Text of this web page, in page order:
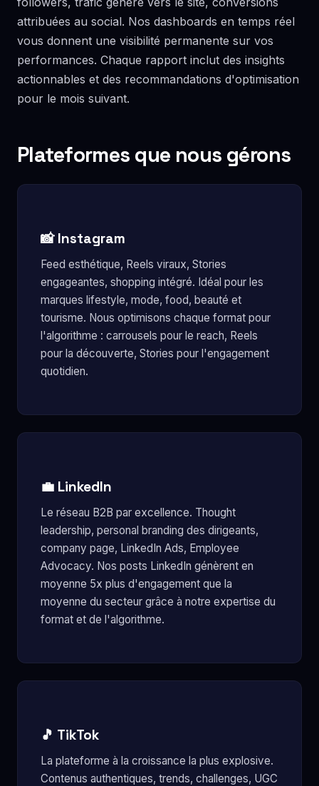
attribuées au social. Nos dashboards en temps réel
vous donnent une visibilité permanente sur vos
performances. Chaque rapport inclut des insights
actionnables et des recommandations d'optimisation
pour le mois suivant.
Plateformes que nous gérons
📸 Instagram
Feed esthétique, Reels viraux, Stories
engageantes, shopping intégré. Idéal pour les
marques lifestyle, mode, food, beauté et
tourisme. Nous optimisons chaque format pour
l'algorithme : carrousels pour le reach, Reels
pour la découverte, Stories pour l'engagement
quotidien.
💼 LinkedIn
Le réseau B2B par excellence. Thought
leadership, personal branding des dirigeants,
company page, LinkedIn Ads, Employee
Advocacy. Nos posts LinkedIn génèrent en
moyenne 5x plus d'engagement que la
moyenne du secteur grâce à notre expertise du
format et de l'algorithme.
🎵 TikTok
La plateforme à la croissance la plus explosive.
Contenus authentiques, trends, challenges, UGC